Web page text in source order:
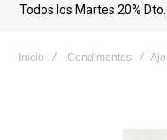
Todos los Martes 20%
Inicio Condimentos